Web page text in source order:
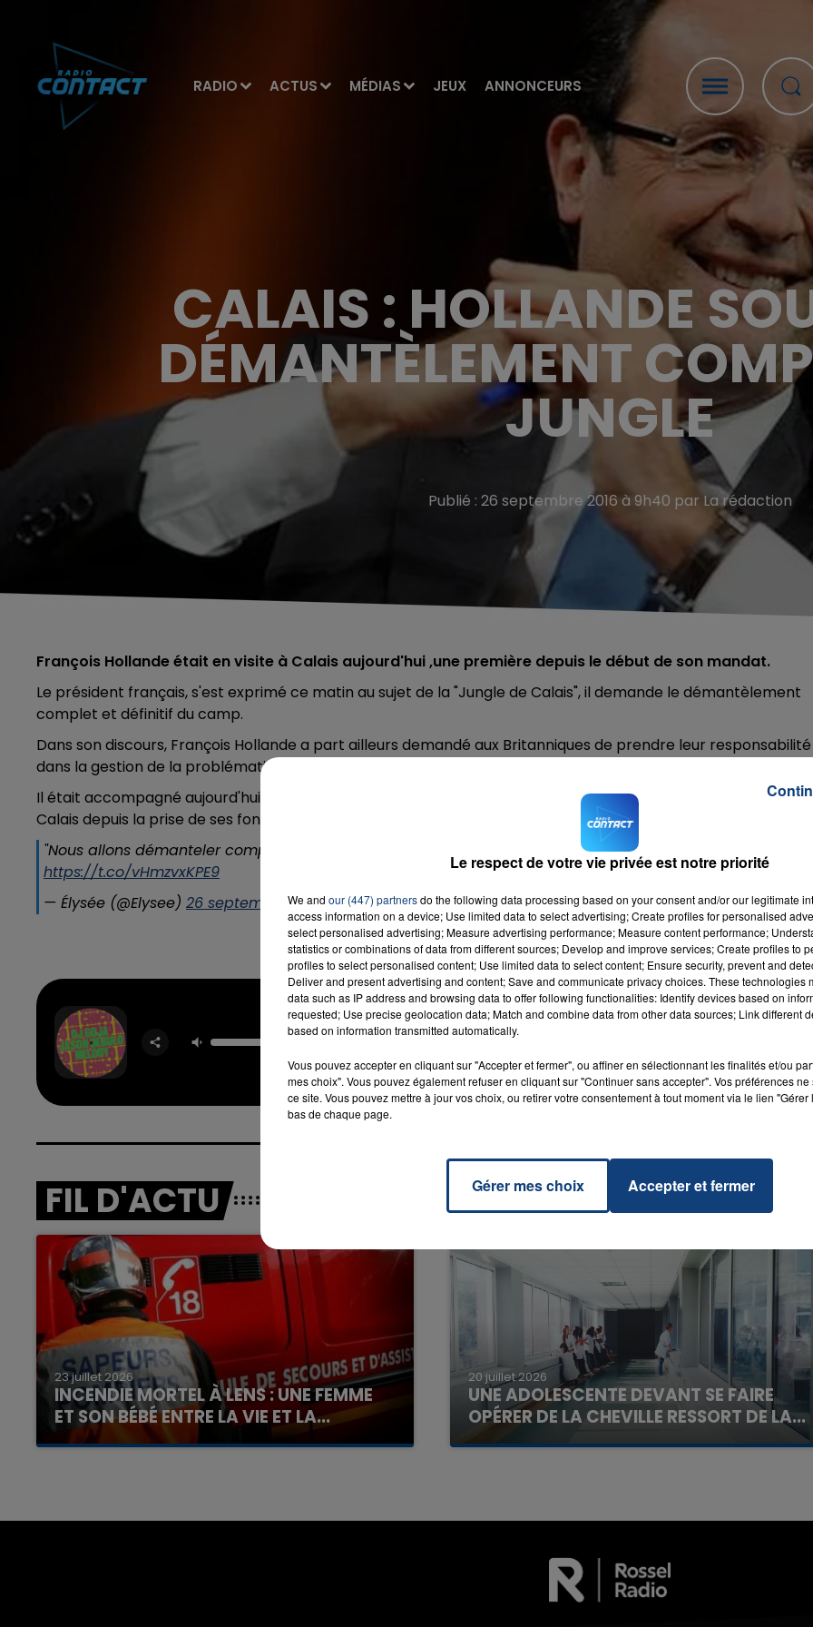
RADIO ACTUS MÉDIAS JEUX ANNONCEURS
CALAIS : HOLLANDE
DÉMANTÈLEMENT
JUNGLE
Publié : 26 septembre 2016 à 9h40 par La rédaction
François Hollande était en visite à Calais aujourd'hui ,une première depuis le début de son mandat.
Le président français, s'est exprimé ce matin au sujet de la "Jungle de Calais", il demande le démantèlement
complet et définitif du camp.
Dans son discours, François Hollande a part ailleurs demandé aux Britanniques de prendre leur responsabilité
dans la gestion de la problématique migratoire.
Il était accompagné aujourd'hui de son ministre de l'intérieur Bernard Cazeneuve, dont c'est la huitième visite
Calais depuis la prise de ses fonctions.
"Nous allons démanteler complètement, définitivement le campement de Calais"
https://t.co/vHmzvxKPE9
— Élysée (@Elysee) 26 septembre 2016
Mi Chico
DJ GOJA &
DERULO &
MELODY
RADIO CONTACT
FIL D'ACTU
23 juillet 2026
INCENDIE MORTEL À LENS : UNE FEMME
ET SON BÉBÉ ENTRE LA VIE ET LA...
Un homme s'est immolé par le feu après avoir
20 juillet 2026
UNE ADOLESCENTE DEVANT SE FAIRE
OPÉRER DE LA CHEVILLE RESSORT DE LA...
La famille a porté plainte contre la clinique qui a
7h00 - 11h00
La Team de l'été
Le respect de votre vie privée est notre priorité
We and our (447) partnersdo the following data processing based on your consent and/or our legitimate
access information on a device; Use limited data to select advertising; Create profiles for personalised
select personalised advertising; Measure advertising performance; Measure content performance;
statistics or combinations of data from different sources; Develop and improve services; Create profiles to
profiles to select personalised content; Use limited data to select content; Ensure security, prevent and
Deliver and present advertising and content; Save and communicate privacy choices. These technologies
data such as IP address and browsing data to offer following functionalities: Identify devices based on
requested; Use precise geolocation data; Match and combine data from other data sources; Link different
based on information transmitted automatically.
Vous pouvez accepter en cliquant sur "Accepter et fermer", ou affiner en sélectionnant les finalités et/ou
mes choix". Vous pouvez également refuser en cliquant sur "Continuer sans accepter". Vos préférences
ce site. Vous pouvez mettre à jour vos choix, ou retirer votre consentement à tout moment via le lien
bas de chaque page.
Gérer mes choix Accepter et fermer